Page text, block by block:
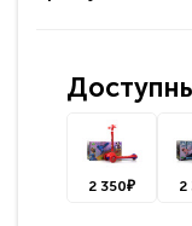
2 350₽ 2